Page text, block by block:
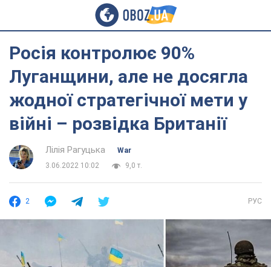
Росія контролює 90%
Луганщини, але не досягла
жодної стратегічної мети у
війні – розвідка Британії
Лілія Рагуцька
War
3.06.2022 10:02
9,0 т.
2 РУС